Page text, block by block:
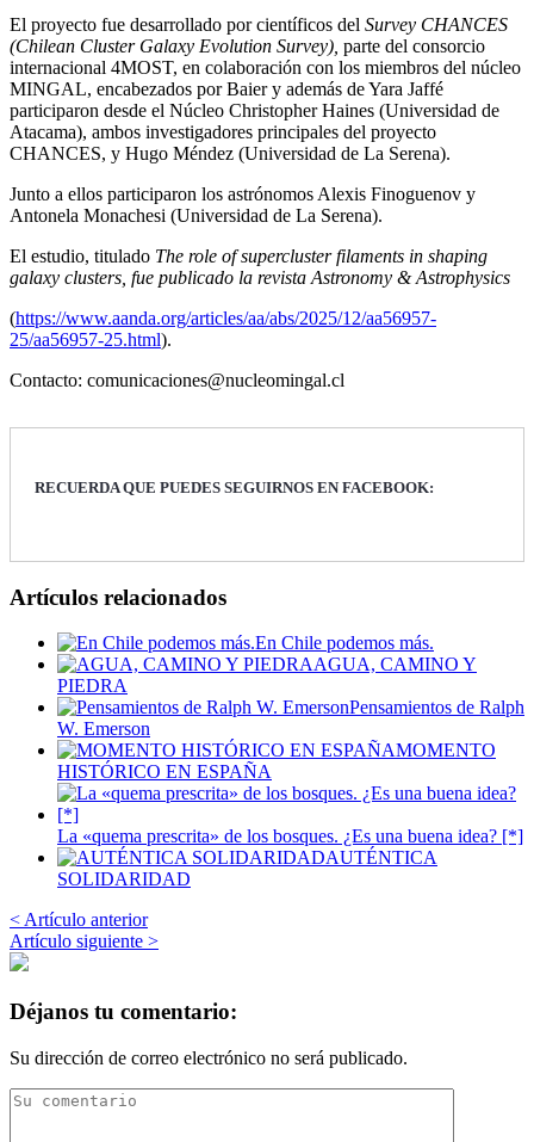
El proyecto fue desarrollado por científicos del Survey CHANCES
(Chilean Cluster Galaxy Evolution Survey), parte del consorcio
internacional 4MOST, en colaboración con los miembros del núcleo
MINGAL, encabezados por Baier y además de Yara Jaffé
participaron desde el Núcleo Christopher Haines (Universidad de
Atacama), ambos investigadores principales del proyecto
CHANCES, y Hugo Méndez (Universidad de La Serena).
Junto a ellos participaron los astrónomos Alexis Finoguenov y
Antonela Monachesi (Universidad de La Serena).
El estudio, titulado The role of supercluster filaments in shaping
galaxy clusters, fue publicado la revista Astronomy & Astrophysics
(https://www.aanda.org/articles/aa/abs/2025/12/aa56957-
25/aa56957-25.html).
Contacto: comunicaciones@nucleomingal.cl
RECUERDA QUE PUEDES SEGUIRNOS EN FACEBOOK:
Artículos relacionados
En Chile podemos más.
AGUA, CAMINO Y
PIEDRA
Pensamientos de Ralph
W. Emerson
MOMENTO
HISTÓRICO EN ESPAÑA
La «quema prescrita» de los bosques. ¿Es una buena idea? [*]
AUTÉNTICA
SOLIDARIDAD
< Artículo anterior
Artículo siguiente >
Déjanos tu comentario:
Su dirección de correo electrónico no será publicado.